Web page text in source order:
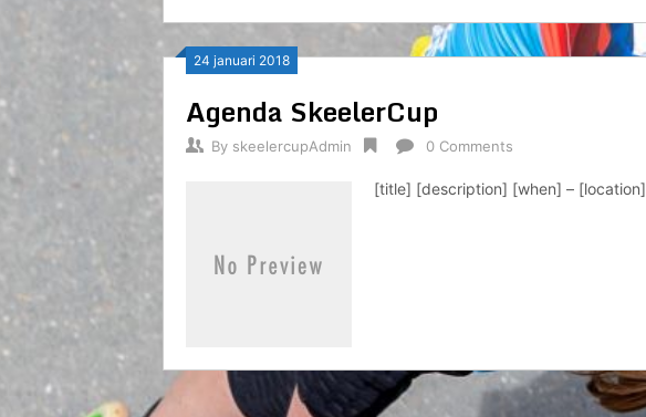
24 januari 2018
Agenda SkeelerCup
By skeelercupAdmin 0 Comments
[title] [description] [when] – [location]